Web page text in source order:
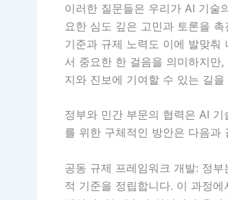
이러한 질문들은 우리가 AI 기술
요한 심도 깊은 고민과 토론을
기준과 규제 노력도 이에 발맞춰
서 중요한 한 걸음을 의미하지만
지와 진보에 기여할 수 있는 길
정부와 민간 부문의 협력은 AI
를 위한 구체적인 방안은 다음과
공동 규제 프레임워크 개발: 정
적 기준을 정립합니다. 이 과정